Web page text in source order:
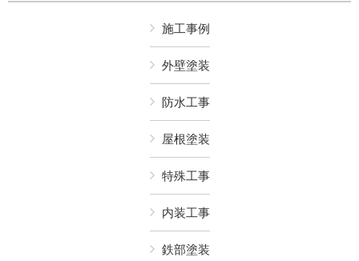
施工事例
外壁塗装
防水工事
屋根塗装
特殊工事
内装工事
鉄部塗装